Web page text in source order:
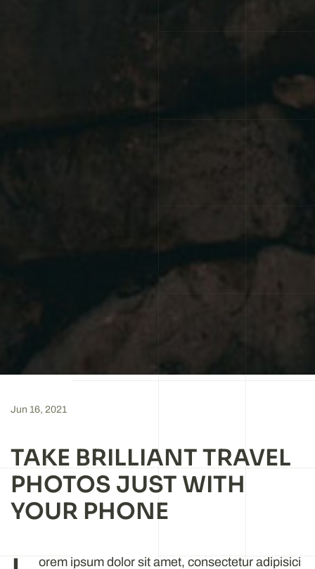
Jun 16, 2021
TAKE BRILLIANT TRAVEL
PHOTOS JUST WITH
YOUR PHONE
orem ipsum dolor sit amet, consectetur adipisici